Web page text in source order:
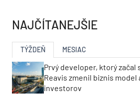
NAJČÍTANEJŠIE
TÝŽDEŇ MESIAC
Prvý developer, ktorý začal
Reavis zmenil biznis model
investorov